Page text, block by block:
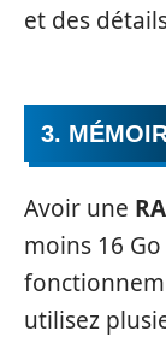
et des
3.
Avoir une
moins 16
utilisez